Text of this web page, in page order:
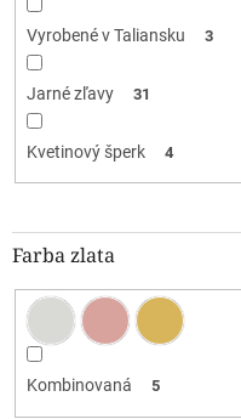
Vyrobené v Taliansku 3
Jarné zľavy 31
Kvetinový šperk 4
Farba zlata
Kombinovaná 5